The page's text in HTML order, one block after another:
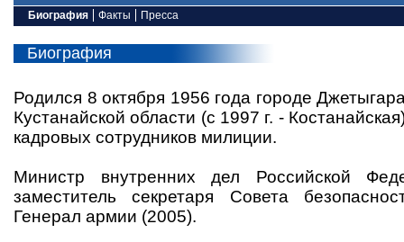
Биография
Биография
Родился 8 октября 1956 года городе
Кустанайской области (с 1997 г. -
кадровых сотрудников милиции.
Министр внутренних дел Российской
заместитель секретаря Совета
Генерал армии (2005).
Факты Пресса